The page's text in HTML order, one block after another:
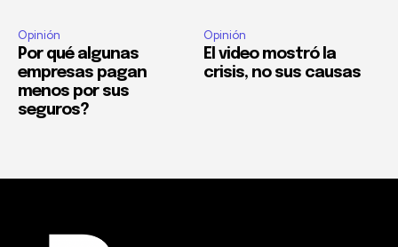
Opinión
Por qué algunas
empresas pagan
menos por sus
seguros?
Opinión
El video mostró la
crisis, no sus causas